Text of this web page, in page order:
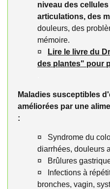
niveau des
articulations, des
douleurs, des
mémoire.
¤
Lire le livre du
des plantes" pour
Maladies susceptibles
améliorées par une
:
¤ Syndrome du
diarrhées, douleurs
¤ Brûlures
¤
Infections à
bronches, vagin,